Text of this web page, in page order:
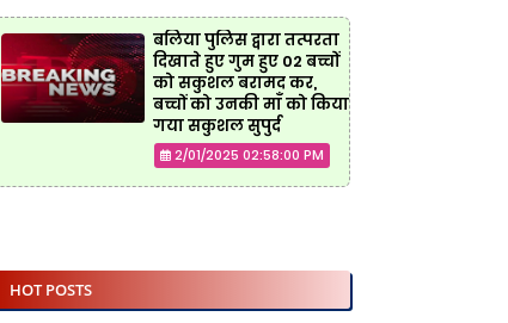
बलिया पुलिस द्वारा तत्परता
दिखाते हुए गुम हुए 02 बच्चों
को सकुशल बरामद कर,
बच्चों को उनकी माँ को किया
गया सकुशल सुपुर्द
2/01/2025 02:58:00 PM
HOT POSTS